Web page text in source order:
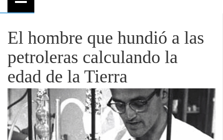
El hombre que hundió a las
petroleras calculando la
edad de la Tierra